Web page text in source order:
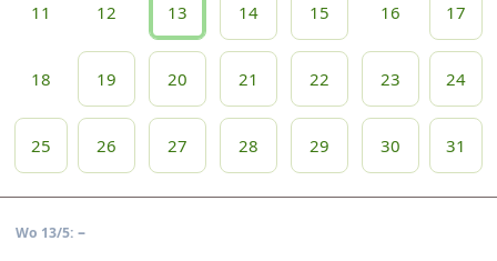
11 12 13 14 15 16 17
18 19 20 21 22 23 24
25 26 27 28 29 30 31
Wo 13/5: –